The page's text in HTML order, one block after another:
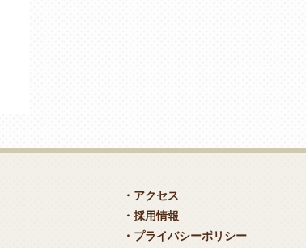
・アクセス
・採用情報
・プライバシーポリシー